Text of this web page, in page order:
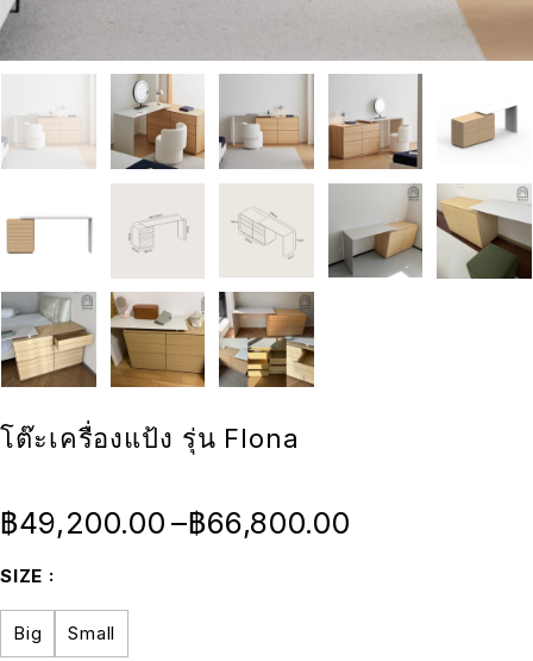
โต๊ะเครื่องแป้ง รุ่น Flona
฿49,200.00 –฿66,800.00
SIZE
Big Small